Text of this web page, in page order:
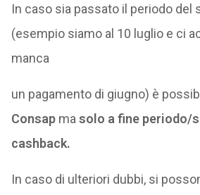
In caso sia passato il periodo del
(esempio siamo al 10 luglio e ci
manca
un pagamento di giugno) è
Consapma solo a fine periodo/
cashback.
In caso di ulteriori dubbi, si